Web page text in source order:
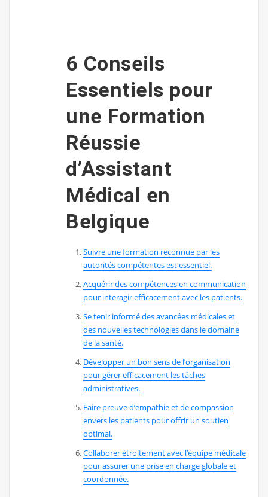
6 Conseils
Essentiels pour
une Formation
Réussie
d’Assistant
Médical en
Belgique
Suivre une formation reconnue par les
autorités compétentes est essentiel.
Acquérir des compétences en communication
pour interagir efficacement avec les patients.
Se tenir informé des avancées médicales et
des nouvelles technologies dans le domaine
de la santé.
Développer un bon sens de l’organisation
pour gérer efficacement les tâches
administratives.
Faire preuve d’empathie et de compassion
envers les patients pour offrir un soutien
optimal.
Collaborer étroitement avec l’équipe médicale
pour assurer une prise en charge globale et
coordonnée.